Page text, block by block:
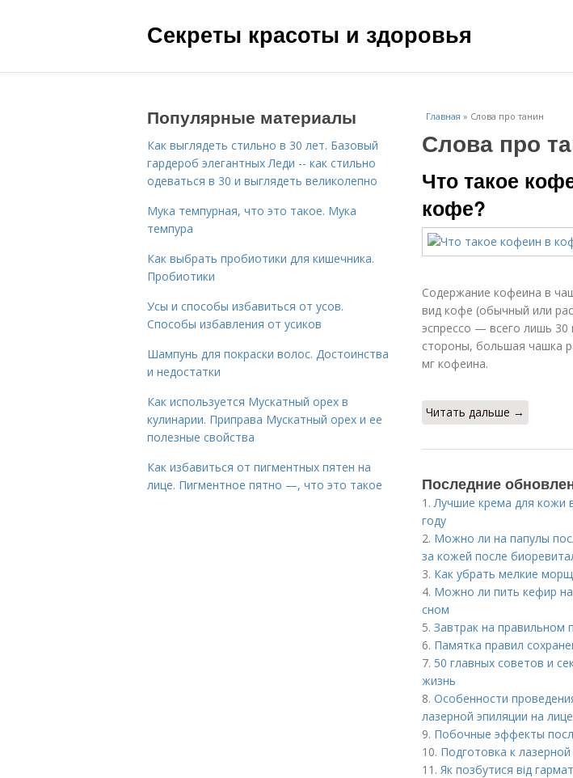
Секреты красоты и здоровья
Главная » Слова про танин
Слова про
Что такое
кофе?
Содержание кофеина в
вид кофе (обычный или
эспрессо — всего лишь
стороны, большая чашка
мг кофеина.
Читать дальше →
Последние
1.Лучшие крема для кожи
году
2. Можно ли на папулы
за кожей после
3. Как убрать мелкие
4. Можно ли пить кефир
сном
5. Завтрак на правильном
6. Памятка правил
7. 50 главных советов и
жизнь
8. Особенности
лазерной эпиляции на лице
9. Побочные эффекты
10. Подготовка к
11. Як позбутися від
Популярные материалы
Как выглядеть стильно в 30 лет. Базовый
гардероб элегантных Леди -- как стильно
одеваться в 30 и выглядеть великолепно
Мука темпурная, что это такое. Мука
темпура
Как выбрать пробиотики для кишечника.
Пробиотики
Усы и способы избавиться от усов.
Способы избавления от усиков
Шампунь для покраски волос. Достоинства
и недостатки
Как используется Мускатный орех в
кулинарии. Приправа Мускатный орех и ее
полезные свойства
Как избавиться от пигментных пятен на
лице. Пигментное пятно —, что это такое